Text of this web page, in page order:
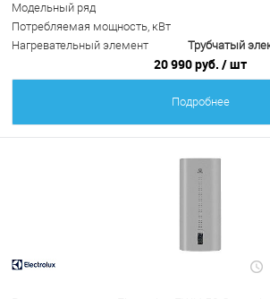
Модельный ряд
Потребляемая мощность, кВт
Нагревательный элемент
Трубчатый
20 990 руб. / шт
Подробнее